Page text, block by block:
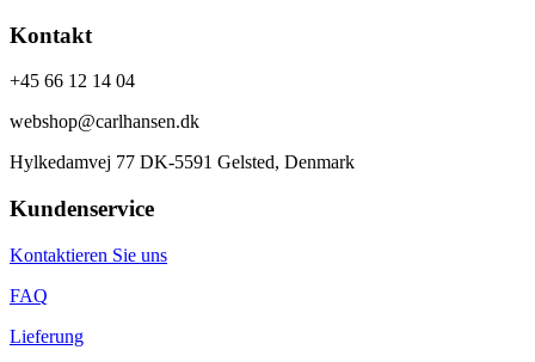
Kontakt
+45 66 12 14 04
webshop@carlhansen.dk
Hylkedamvej 77 DK-5591 Gelsted, Denmark
Kundenservice
Kontaktieren Sie uns
FAQ
Lieferung